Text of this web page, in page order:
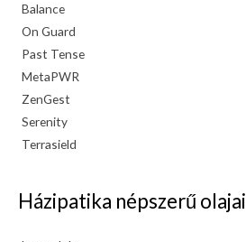
Balance
On Guard
Past Tense
MetaPWR
ZenGest
Serenity
Terrasield
Házipatika népszerű olajai